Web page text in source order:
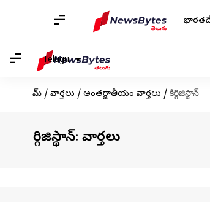
Telugu
హోమ్ / వార్తలు / అంతర్జాతీయం వార్తలు / కిర్గిజిస్థాన్
కిర్గిజిస్థాన్: వార్తలు